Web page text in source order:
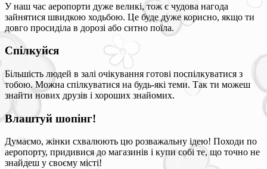
У наш час аеропорти дуже великі, тож є чудова нагода
зайнятися швидкою ходьбою. Це буде дуже корисно, якщо ти
довго просиділа в дорозі або ситно поїла.
Спілкуйся
Більшість людей в залі очікування готові поспілкуватися з
тобою. Можна спілкуватися на будь-які теми. Так ти можеш
знайти нових друзів і хороших знайомих.
Влаштуй шопінг!
Думаємо, жінки схвалюють цю розважальну ідею! Походи по
аеропорту, придивися до магазинів і купи собі те, що точно не
знайдеш у своєму місті!